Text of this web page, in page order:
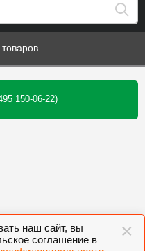
×
наш сайт, вы
соглашение в
товаров
150-06-22)